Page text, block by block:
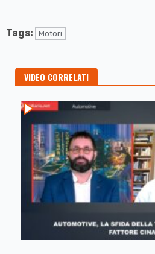
Tags: Motori
VIDEO CORRELATI